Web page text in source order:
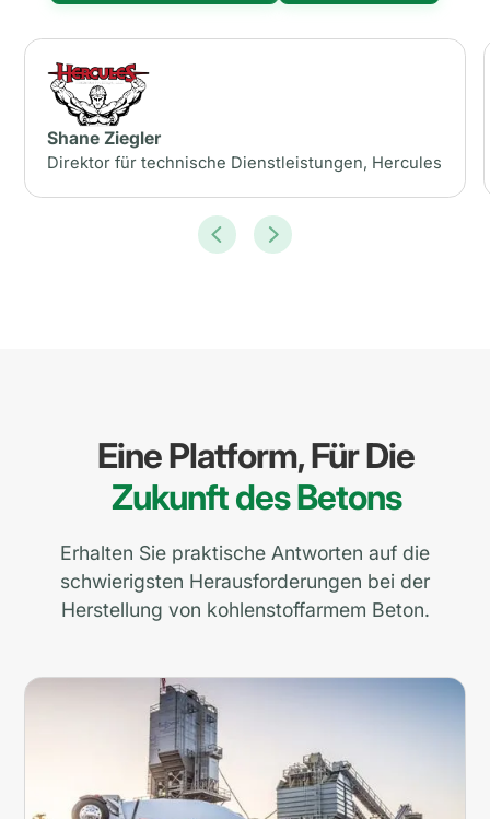
Shane Ziegler
Direktor für technische Dienstleistungen, Hercules
Eine Platform, Für Die
Zukunft des Betons
Erhalten Sie praktische Antworten auf die
schwierigsten Herausforderungen bei der
Herstellung von kohlenstoffarmem Beton.